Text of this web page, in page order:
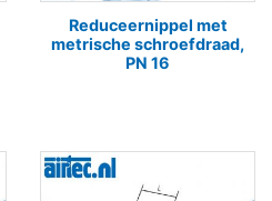
Reduceernippel met
metrische schroefdraad,
PN 16